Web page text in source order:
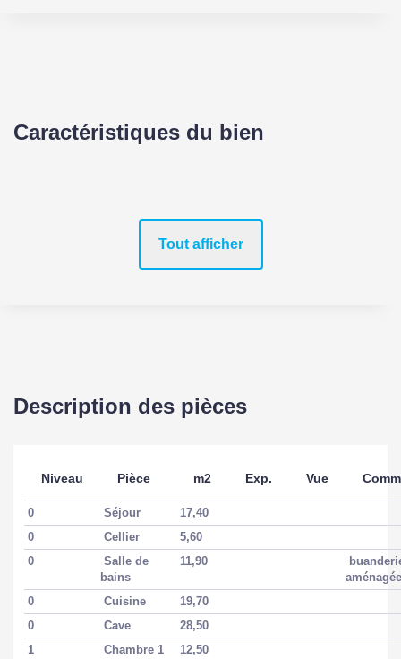
Caractéristiques du bien
Tout afficher
Description des pièces
Niveau Pièce m2 Exp. Vue
0 Séjour
17,40
0
Cellier
5,60
0
Salle de
bains
11,90
0
Cuisine
19,70
0
Cave
28,50
1
Chambre 1 12,50